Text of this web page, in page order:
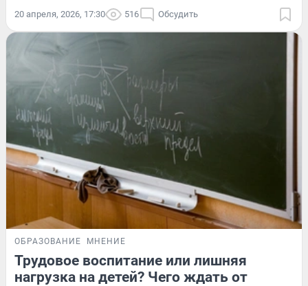
20 апреля, 2026, 17:30 516 Обсудить
ОБРАЗОВАНИЕ МНЕНИЕ
Трудовое воспитание или лишняя
нагрузка на детей? Чего ждать от